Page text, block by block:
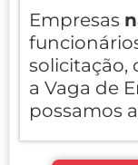
Empresas
a Vaga de
possamos